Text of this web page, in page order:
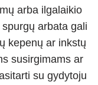
arba ilgalaikio
arbata gali
kepenų ar inkstų
susirgimams ar
su gydytoju